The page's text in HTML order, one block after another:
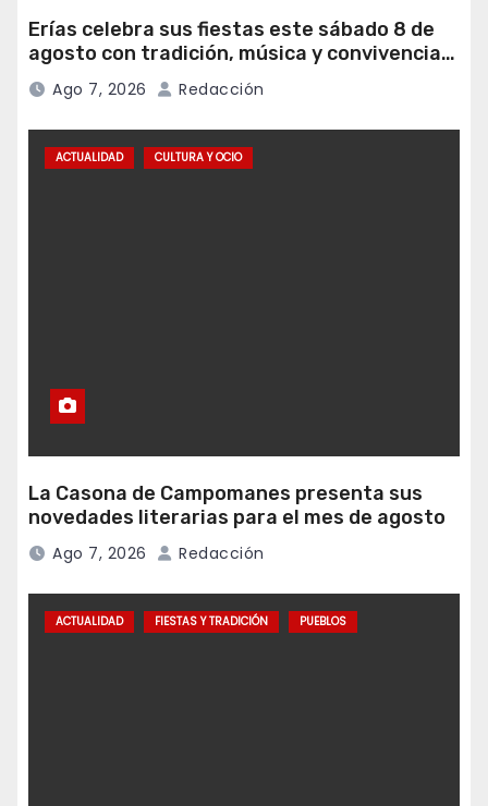
Erías celebra sus fiestas este sábado 8 de
agosto con tradición, música y convivencia
vecinal
Ago 7, 2026 Redacción
ACTUALIDAD CULTURA Y OCIO
La Casona de Campomanes presenta sus
novedades literarias para el mes de agosto
Ago 7, 2026 Redacción
ACTUALIDAD FIESTAS Y TRADICIÓN PUEBLOS